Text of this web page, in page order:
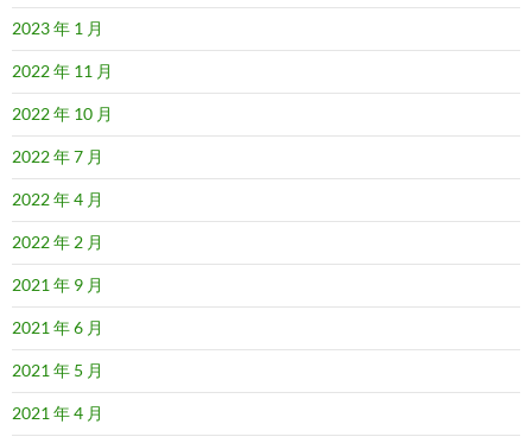
2023 年 1 月
2022 年 11 月
2022 年 10 月
2022 年 7 月
2022 年 4 月
2022 年 2 月
2021 年 9 月
2021 年 6 月
2021 年 5 月
2021 年 4 月